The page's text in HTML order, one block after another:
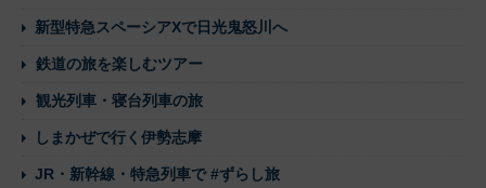
新型特急スペーシアXで日光鬼怒川へ
鉄道の旅を楽しむツアー
観光列車・寝台列車の旅
しまかぜで行く伊勢志摩
JR・新幹線・特急列車で #ずらし旅